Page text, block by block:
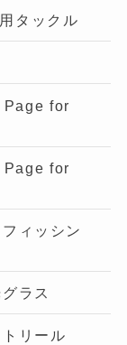
タックル
for
for
ィッシン
ラス
リール